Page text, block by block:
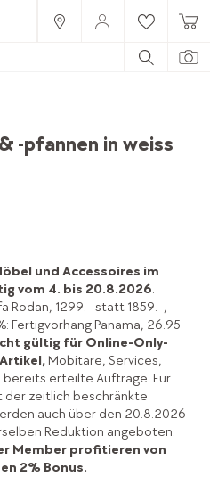
-pfannen in weiss
und Accessoires im
vom 4. bis 20.8.2026.
Rodan, 1299.– statt 1859.–,
Fertigvorhang Panama, 26.95
gültig für Online-Only-
Mobitare, Services,
erteilte Aufträge. Für
der zeitlich beschränkte
auch über den 20.8.2026
Reduktion angeboten.
Member profitieren von
2% Bonus.